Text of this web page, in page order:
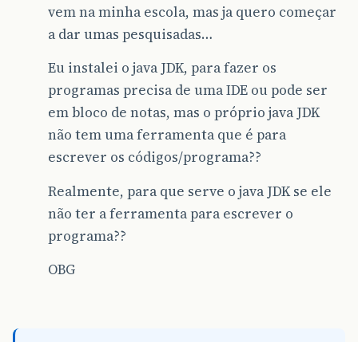
vem na minha escola, mas ja quero começar
a dar umas pesquisadas…
Eu instalei o java JDK, para fazer os
programas precisa de uma IDE ou pode ser
em bloco de notas, mas o próprio java JDK
não tem uma ferramenta que é para
escrever os códigos/programa??
Realmente, para que serve o java JDK se ele
não ter a ferramenta para escrever o
programa??
OBG